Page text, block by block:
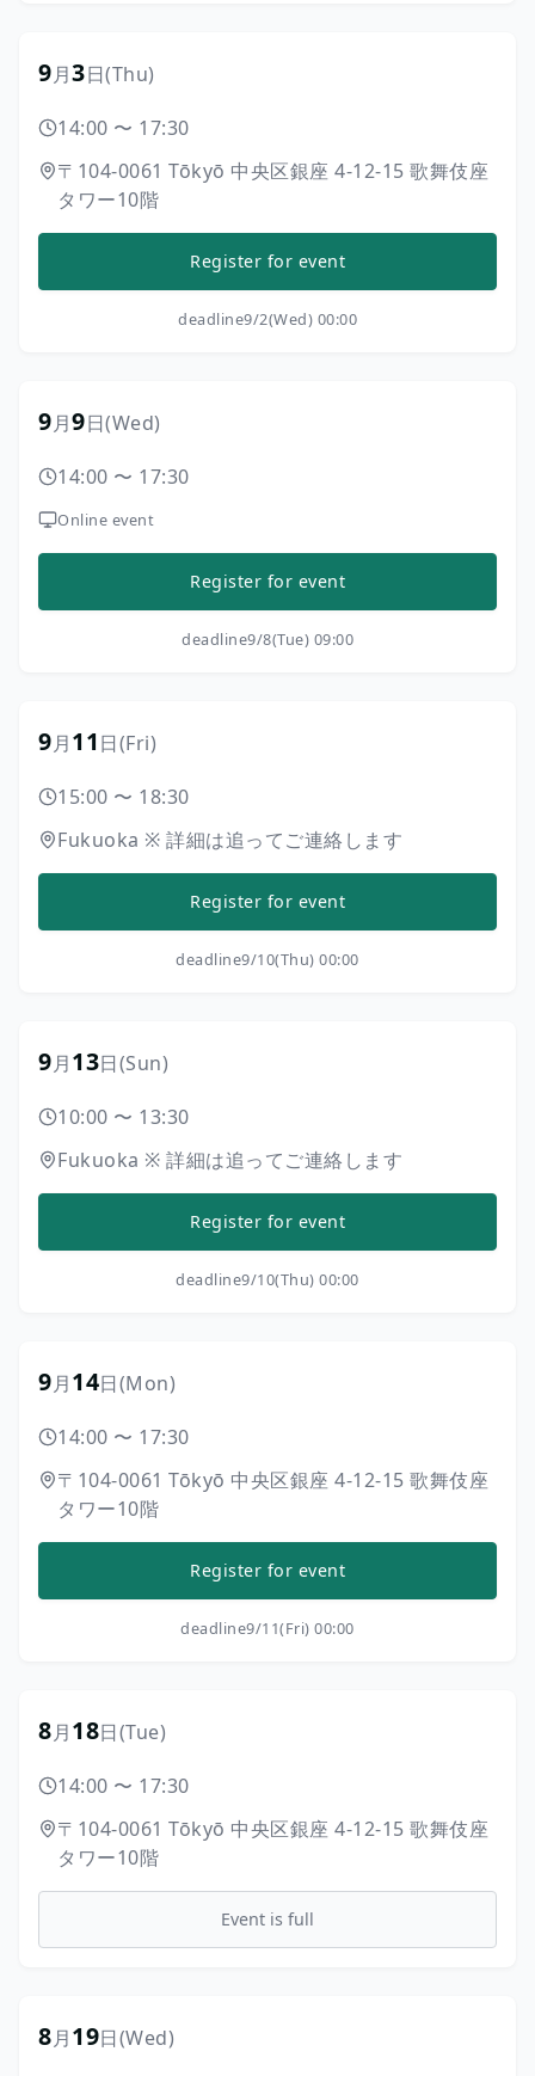
9月3日(Thu)
14:00 〜 17:30
〒104-0061 Tōkyō 中央区銀座 4-12-15 歌舞伎座
タワー10階
Register for event
deadline9/2(Wed) 00:00
9月9日(Wed)
14:00 〜 17:30
Online event
Register for event
deadline9/8(Tue) 09:00
9月11日(Fri)
15:00 〜 18:30
Fukuoka ※ 詳細は追ってご連絡します
Register for event
deadline9/10(Thu) 00:00
9月13日(Sun)
10:00 〜 13:30
Fukuoka ※ 詳細は追ってご連絡します
Register for event
deadline9/10(Thu) 00:00
9月14日(Mon)
14:00 〜 17:30
〒104-0061 Tōkyō 中央区銀座 4-12-15 歌舞伎座
タワー10階
Register for event
deadline9/11(Fri) 00:00
8月18日(Tue)
14:00 〜 17:30
〒104-0061 Tōkyō 中央区銀座 4-12-15 歌舞伎座
タワー10階
Event is full
8月19日(Wed)